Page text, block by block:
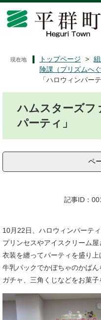
ペ
メ
現在地 トップページ >
険課（プリズムへぐ
「ハロウィンパーテ
ハムスターズフ
パーティ」
ペ
記事ID：
10月22日、ハロウィンパーティ
プリンセスやアイスクリーム
衣装を纏ってパーティを盛り上
牛乳パックでかぼちゃのかば
ガチャ、三角くじなどをお菓子